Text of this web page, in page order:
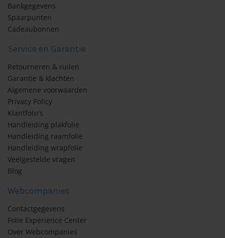
Bankgegevens
Spaarpunten
Cadeaubonnen
Service en Garantie
Retourneren & ruilen
Garantie & klachten
Algemene voorwaarden
Privacy Policy
Klantfoto's
Handleiding plakfolie
Handleiding raamfolie
Handleiding wrapfolie
Veelgestelde vragen
Blog
Webcompanies
Contactgegevens
Folie Experience Center
Over Webcompanies